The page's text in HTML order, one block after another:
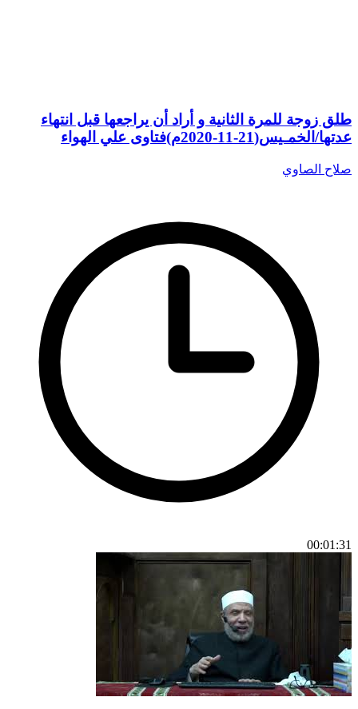
طلق زوجة للمرة الثانية و أراد أن يراجعها قبل انتهاء
عدتها/الخمـيس(21-11-2020م)فتاوى علي الهواء
صلاح الصاوي
00:01:31